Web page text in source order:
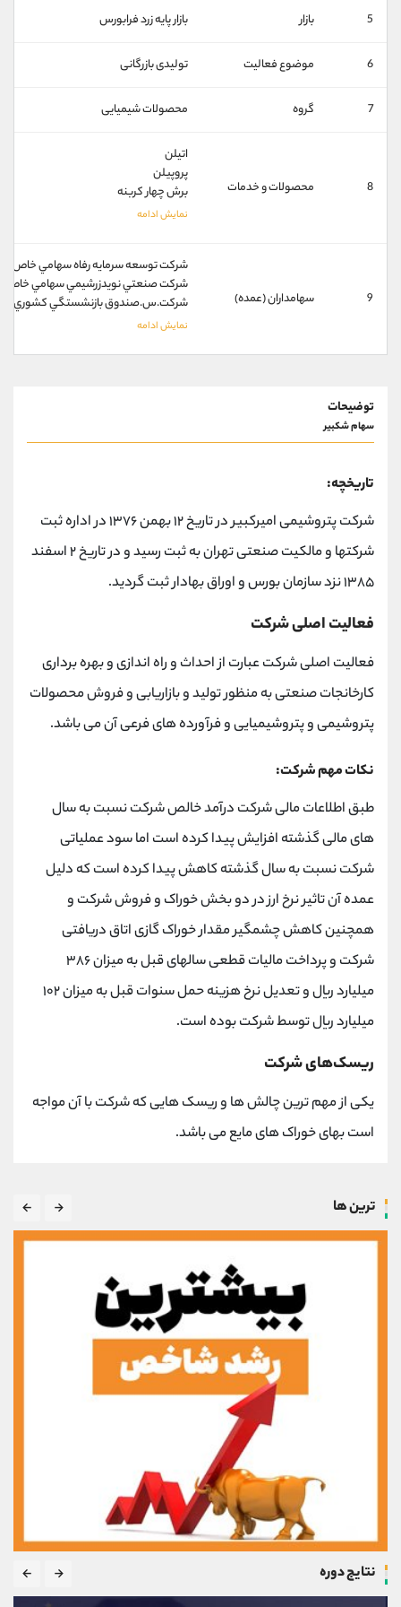
5 بازار بازار پايه زرد فرابورس
6 موضوع فعالیت تولیدی بازرگانی
7 گروه محصولات شیمیایی
8 محصولات و خدمات
اتيلن
پروپيلن
برش چهار کربنه
9 سهامداران (عمده)
شركت توسعه سرمايه رفاه سهامي خاص 52%
شركت صنعتي نويدزرشيمي سهامي خاص 20%
شركت.س.صندوق بازنشستگي كشوري
توضیحات
سهام شکبیر
تاریخچه:
شرکت پتروشیمی امیرکبیر در تاریخ ۱۲ بهمن ۱۳۷۶ در اداره ثبت
شرکتها و مالکیت صنعتی تهران به ثبت رسید و در تاریخ ۲ اسفند
۱۳۸۵ نزد سازمان بورس و اوراق بهادار ثبت گردید.
فعالیت اصلی شرکت
فعالیت اصلی شرکت عبارت از احداث و راه اندازی و بهره برداری
کارخانجات صنعتی به منظور تولید و بازاریابی و فروش محصولات
پتروشیمی و پتروشیمیایی و فرآورده های فرعی آن می باشد.
نکات مهم شرکت:
طبق اطلاعات مالی شرکت درآمد خالص شرکت نسبت به سال
های مالی گذشته افزایش پیدا کرده است اما سود عملیاتی
شرکت نسبت به سال گذشته کاهش پیدا کرده است که دلیل
عمده آن تاثیر نرخ ارز در دو بخش خوراک و فروش شرکت و
همچنین کاهش چشمگیر مقدار خوراک گازی اتاق دریافتی
شرکت و پرداخت مالیات قطعی سالهای قبل به میزان ۳۸۶
میلیارد ریال و تعدیل نرخ هزینه حمل سنوات قبل به میزان ۱۰۲
میلیارد ریال توسط شرکت بوده است.
ریسک‌های شرکت
یکی از مهم ترین چالش ها و ریسک هایی که شرکت با آن مواجه
است بهای خوراک های مایع می باشد.
ترین ها
نتایج دوره